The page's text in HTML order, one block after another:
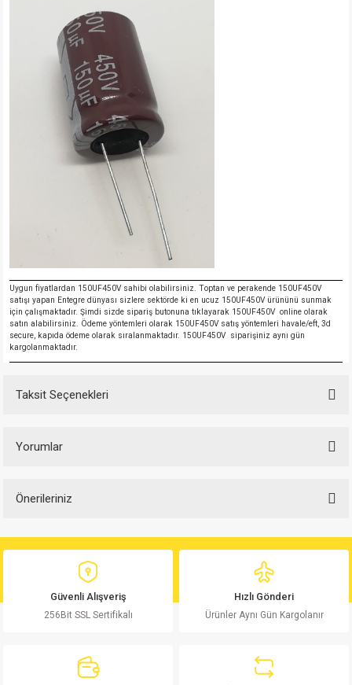
Uygun fiyatlardan 150UF450V sahibi olabilirsiniz. Toptan ve perakende 150UF450V
satışı yapan Entegre dünyası sizlere sektörde ki en ucuz 150UF450V ürününü sunmak
için çalışmaktadır. Şimdi sizde sipariş butonuna tıklayarak 150UF450V online olarak
satın alabilirsiniz. Ödeme yöntemleri olarak 150UF450V satış yöntemleri havale/eft, 3d
secure, kapıda ödeme olarak sıralanmaktadır. 150UF450V siparişiniz aynı gün
kargolanmaktadır.
Taksit Seçenekleri
Yorumlar
Yorum Yaz
Önerileriniz
yetersiz gördüğünüz noktaları öneri formunu kullanarak tarafımıza
Görüş ve önerileriniz için teşekkür ederiz.
Ürün resmi kalitesiz, bozuk veya görüntülenemiyor.
Ürün bilgilerinde hatalar bulunuyor.
Güvenli Alışveriş
256Bit SSL Sertifikalı
Hızlı Gönderi
Ürünler Aynı Gün Kargolanır